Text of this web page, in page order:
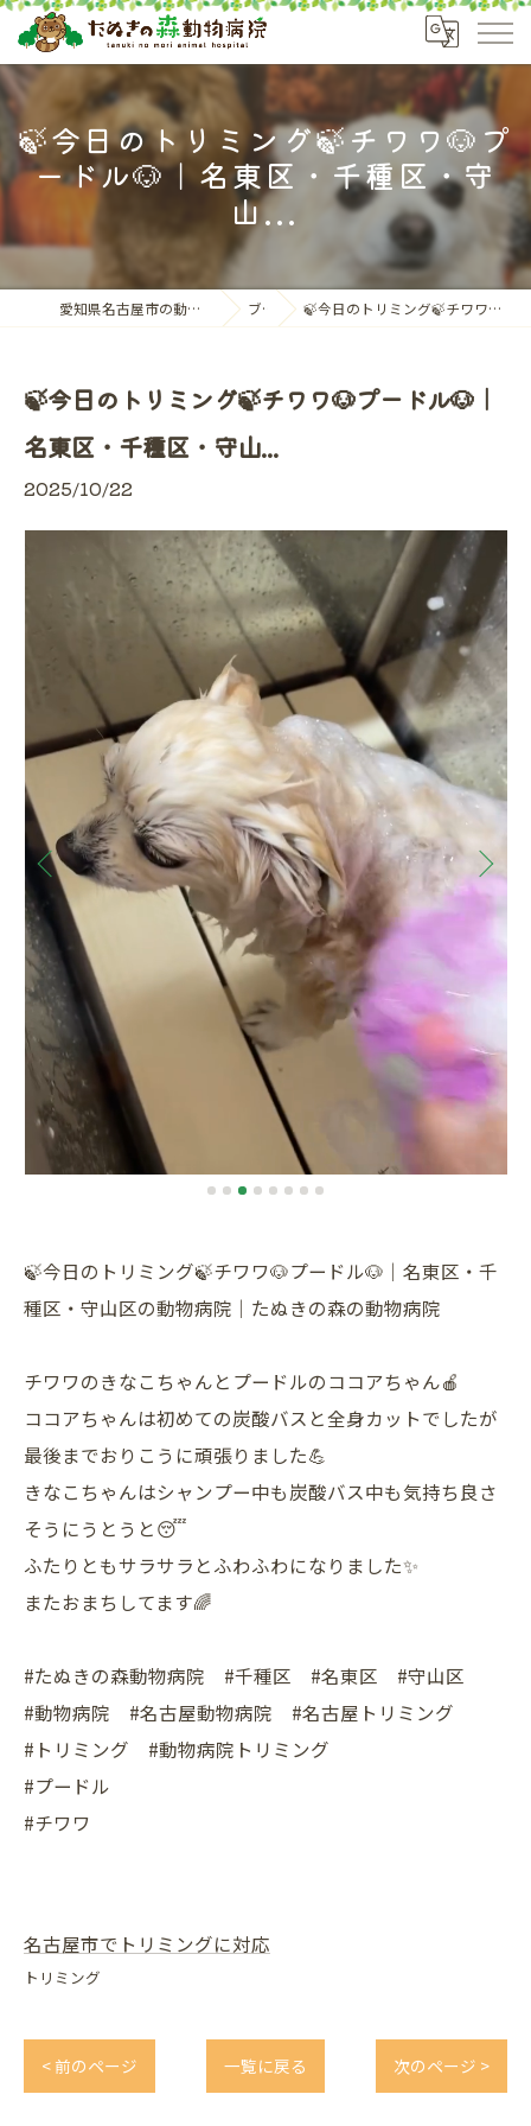
🍃今日のトリミング🍃チワワ🐶プ
ードル🐶｜名東区・千種区・守
山...
愛知県名古屋市の動物病院ならたぬきの森動物病院 ブログ 🍃今日のトリミング🍃チワワ🐶プードル🐶｜名東区・千種区・守山...
🍃今日のトリミング🍃チワワ🐶プードル🐶｜
名東区・千種区・守山...
2025/10/22
🍃今日のトリミング🍃チワワ🐶プードル🐶｜名東区・千
種区・守山区の動物病院｜たぬきの森の動物病院
チワワのきなこちゃんとプードルのココアちゃん🍎
ココアちゃんは初めての炭酸バスと全身カットでしたが
最後までおりこうに頑張りました💪
きなこちゃんはシャンプー中も炭酸バス中も気持ち良さ
そうにうとうと😴
ふたりともサラサラとふわふわになりました✨
またおまちしてます🌈
#たぬきの森動物病院 #千種区 #名東区 #守山区
#動物病院 #名古屋動物病院 #名古屋トリミング
#トリミング #動物病院トリミング
#プードル
#チワワ
名古屋市でトリミングに対応
トリミング
< 前のページ 一覧に戻る 次のページ >